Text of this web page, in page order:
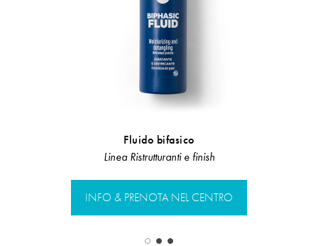
Fluido bifasico
Linea Ristrutturanti e finish
INFO & PRENOTA NEL CENTRO